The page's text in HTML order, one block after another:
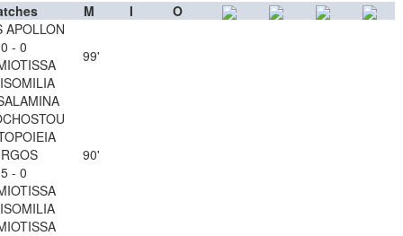
M I
O
APOLLON
0 - 0
99'
5 - 0
90'